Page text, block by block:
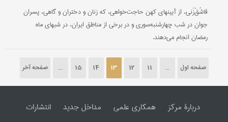
قاشُقْ‌زَنی،‌ از آیینهای کهن حاجت‌خواهی، که زنان و دختران و گاهی، پسران
جوان در شب چهارشنبه‌سوری و در برخی از مناطق ایران، در شبهای ماه
‌رمضان انجام می‌دهند.
صفحه اول ...
11
12
13
14
15
... صفحه آخر
دربارۀ مرکز همکاری علمی مداخل جدید
انتشارات